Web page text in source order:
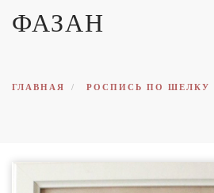
ПОРТФОЛИО
ФАЗАН
ГЛАВНАЯ РОСПИСЬ ПО ШЕЛКУ